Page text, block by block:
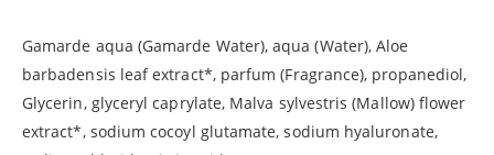
Gamarde aqua (Gamarde Water), aqua (Water), Aloe
barbadensis leaf extract*, parfum (Fragrance), propanediol,
Glycerin, glyceryl caprylate, Malva sylvestris (Mallow) flower
extract*, sodium cocoyl glutamate, sodium hyaluronate,